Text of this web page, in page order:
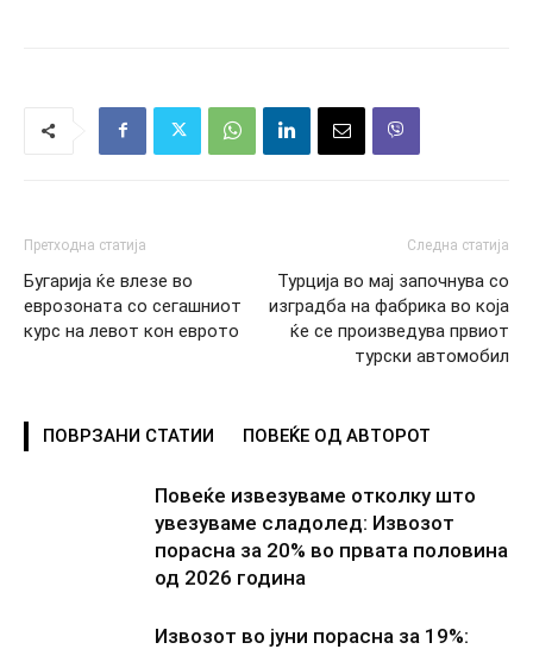
Претходна статија
Бугарија ќе влезе во
еврозоната со сегашниот
курс на левот кон еврото
Следна статија
Турција во мај започнува со
изградба на фабрика во којa
ќе се произведува првиот
турски автомобил
ПОВРЗАНИ СТАТИИ ПОВЕЌЕ ОД АВТОРОТ
Повеќе извезуваме отколку што
увезуваме сладолед: Извозот
порасна за 20% во првата половина
од 2026 година
Извозот во јуни порасна за 19%: